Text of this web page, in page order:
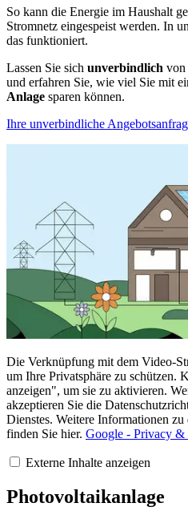
So kann die Energie im Haushalt
Stromnetz eingespeist werden. In
das funktioniert.
Lassen Sie sich unverbindlich von
und erfahren Sie, wie viel Sie mit
Anlage sparen können.
Ihre unverbindliche
Die Verknüpfung mit dem Video-
um Ihre Privatsphäre zu schützen.
anzeigen", um sie zu aktivieren.
akzeptieren Sie die
Dienstes. Weitere Informationen
finden Sie hier. Google - Privacy &
Externe Inhalte anzeigen
Photovoltaikanlage